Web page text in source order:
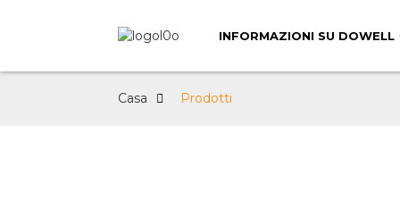
INFORMAZIONI SU DOWELL
Casa Prodotti